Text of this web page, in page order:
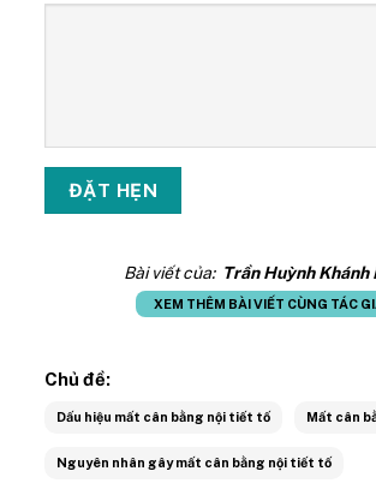
Bài viết của: Trần Huỳnh Khánh
XEM THÊM BÀI VIẾT CÙNG TÁC
Chủ đề:
Dấu hiệu mất cân bằng nội tiết tố Mất cân
Nguyên nhân gây mất cân bằng nội tiết tố